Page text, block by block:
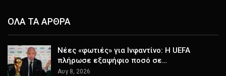
ΟΛΑ ΤΑ ΑΡΘΡΑ
Νέες «φωτιές» για Ινφαντίνο: Η UEFA
πλήρωσε εξαψήφιο ποσό σε…
Αυγ 8, 2026